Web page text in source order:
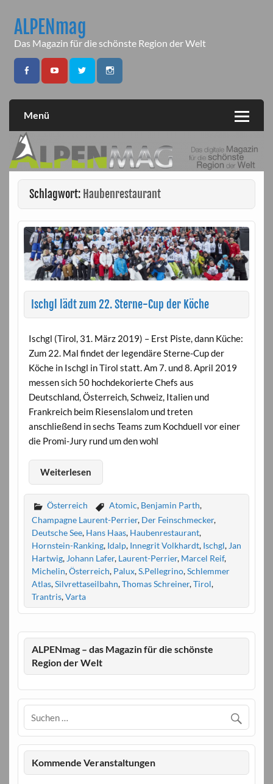
contentALPENmag
Das Magazin für die schönste Region der Welt
Menü
Schlagwort: Haubenrestaurant
Ischgl lädt zum 22. Sterne-Cup der Köche
Ischgl (Tirol, 31. März 2019) – Erst Piste, dann Küche:
Zum 22. Mal findet der legendäre Sterne-Cup der
Köche in Ischgl in Tirol statt. Am 7. und 8. April 2019
messen sich 50 hochdekorierte Chefs aus
Deutschland, Österreich, Schweiz, Italien und
Frankreich beim Riesenslalom und treten
anschließend in sechs Teams zum Kochduell vor einer
die Promi-Jury rund um den wohl
Weiterlesen
Österreich Atomic, Benjamin Parth,
Champagne Laurent-Perrier, Der Feinschmecker,
Deutsche See, Hans Haas, Haubenrestaurant,
Hornstein-Ranking, Idalp, Innegrit Volkhardt, Ischgl, Jan
Hartwig, Johann Lafer, Laurent-Perrier, Marcel Reif,
Michelin,Österreich, Palux,S.Pellegrino,Schlemmer
Atlas,Silvrettaseilbahn,Thomas Schreiner,Tirol,
Trantris,Varta
ALPENmag – das Magazin für die schönste
Region der Welt
Kommende Veranstaltungen